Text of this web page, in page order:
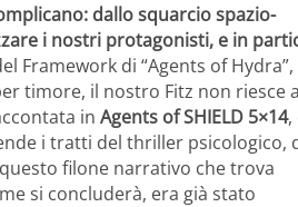
dallo squarcio spazio-
i nostri protagonisti, e in
Framework di “Agents of Hydra”,
timore, il nostro Fitz non riesce a
in Agents of SHIELD 5×14,
i tratti del thriller psicologico,
filone narrativo che trova
si concluderà, era già stato